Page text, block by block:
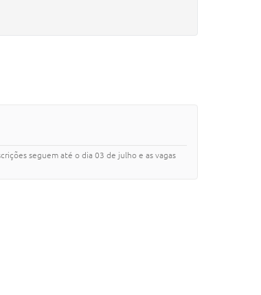
seguem até o dia 03 de julho e as vagas